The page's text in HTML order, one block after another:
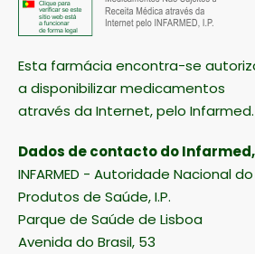
Esta farmácia encontra-se
a disponibilizar medicamentos
através da Internet, pelo Infarmed.
Dados de contacto do Infarmed,
INFARMED - Autoridade Nacional
Produtos de Saúde, I.P.
Parque de Saúde de Lisboa
Avenida do Brasil, 53